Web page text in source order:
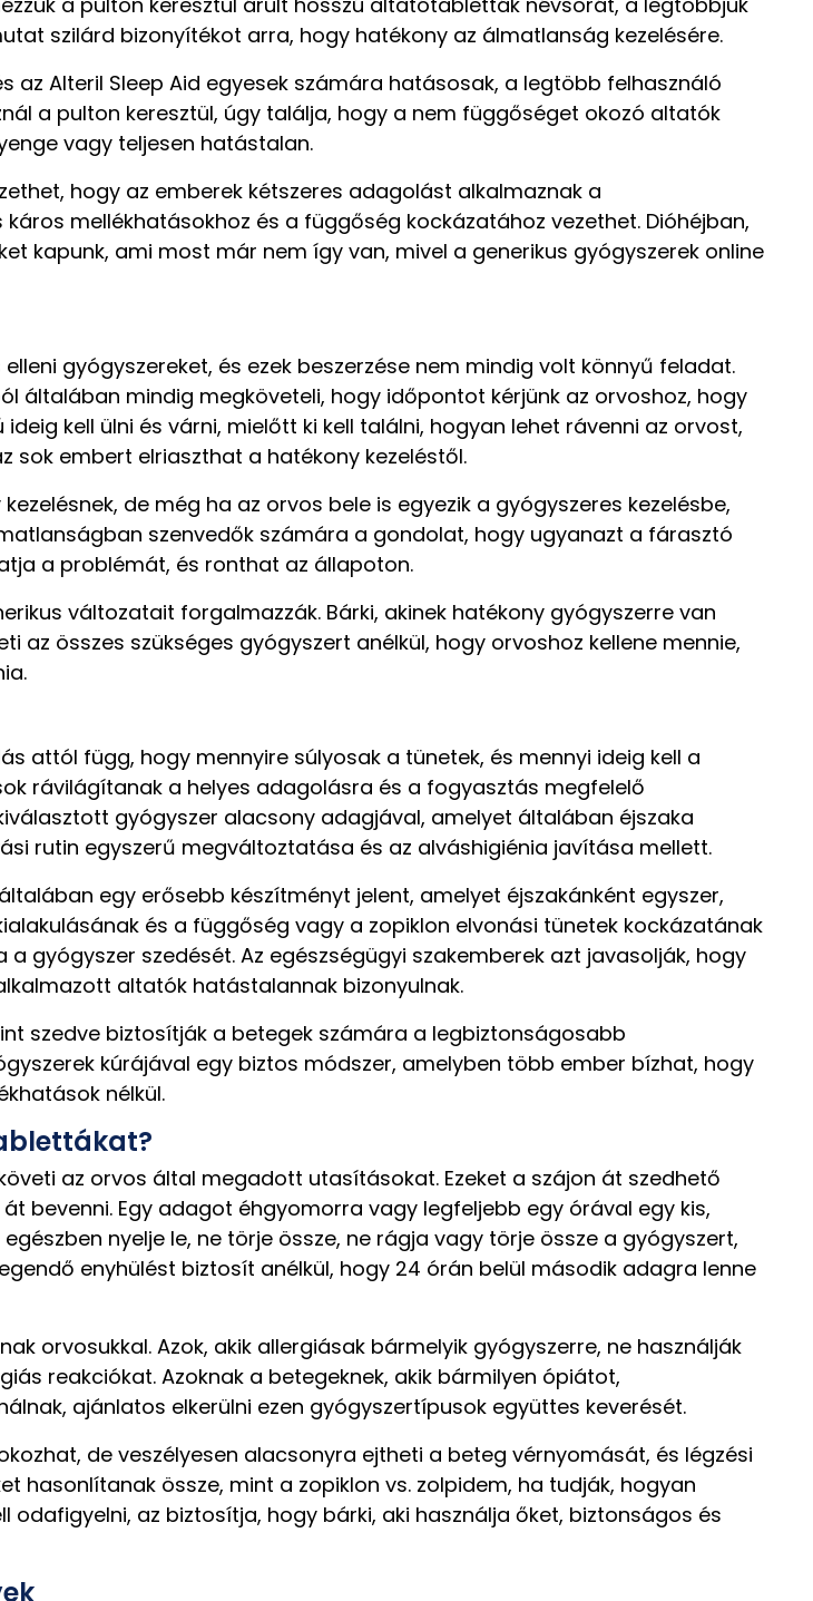
szilárd bizonyítékot arra, hogy hatékony az álmatlanság kezelésére.
az Alteril Sleep Aid egyesek számára hatásosak, a legtöbb felhasználó
a pulton keresztül, úgy találja, hogy a nem függőséget okozó altatók
vagy teljesen hatástalan.
hogy az emberek kétszeres adagolást alkalmaznak a
mellékhatásokhoz és a függőség kockázatához vezethet. Dióhéjban,
kapunk, ami most már nem így van, mivel a generikus gyógyszerek online
gyógyszereket, és ezek beszerzése nem mindig volt könnyű feladat.
általában mindig megköveteli, hogy időpontot kérjünk az orvoshoz, hogy
kell ülni és várni, mielőtt ki kell találni, hogyan lehet rávenni az orvost,
sok embert elriaszthat a hatékony kezeléstől.
de még ha az orvos bele is egyezik a gyógyszeres kezelésbe,
szenvedők számára a gondolat, hogy ugyanazt a fárasztó
a problémát, és ronthat az állapoton.
változatait forgalmazzák. Bárki, akinek hatékony gyógyszerre van
összes szükséges gyógyszert anélkül, hogy orvoshoz kellene mennie,
attól függ, hogy mennyire súlyosak a tünetek, és mennyi ideig kell a
rávilágítanak a helyes adagolásra és a fogyasztás megfelelő
gyógyszer alacsony adagjával, amelyet általában éjszaka
rutin egyszerű megváltoztatása és az alváshigiénia javítása mellett.
egy erősebb készítményt jelent, amelyet éjszakánként egyszer,
és a függőség vagy a zopiklon elvonási tünetek kockázatának
gyógyszer szedését. Az egészségügyi szakemberek azt javasolják, hogy
altatók hatástalannak bizonyulnak.
szedve biztosítják a betegek számára a legbiztonságosabb
kúrájával egy biztos módszer, amelyben több ember bízhat, hogy
nélkül.
az orvos által megadott utasításokat. Ezeket a szájon át szedhető
bevenni. Egy adagot éhgyomorra vagy legfeljebb egy órával egy kis,
nyelje le, ne törje össze, ne rágja vagy törje össze a gyógyszert,
enyhülést biztosít anélkül, hogy 24 órán belül második adagra lenne
orvosukkal. Azok, akik allergiásak bármelyik gyógyszerre, ne használják
reakciókat. Azoknak a betegeknek, akik bármilyen ópiátot,
ajánlatos elkerülni ezen gyógyszertípusok együttes keverését.
de veszélyesen alacsonyra ejtheti a beteg vérnyomását, és légzési
hasonlítanak össze, mint a zopiklon vs. zolpidem, ha tudják, hogyan
odafigyelni, az biztosítja, hogy bárki, aki használja őket, biztonságos és